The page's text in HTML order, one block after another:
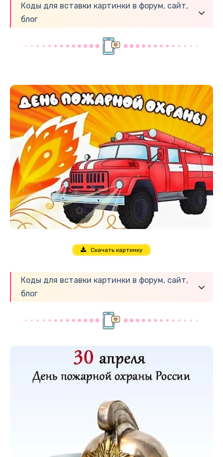
Коды для вставки картинки в форум, сайт,
блог
Скачать картинку
Коды для вставки картинки в форум, сайт,
блог